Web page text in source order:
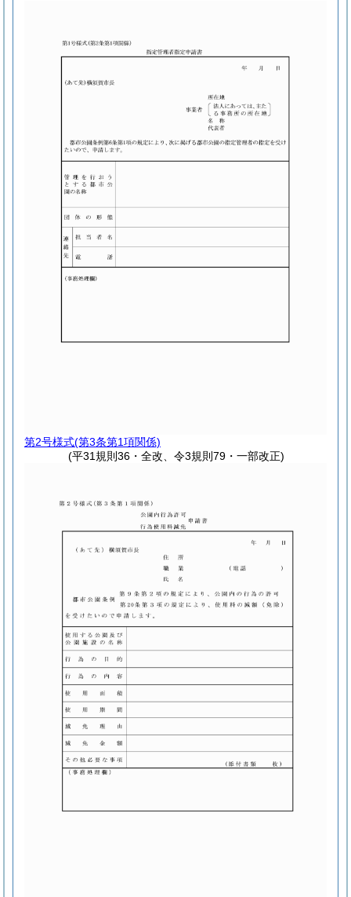
第2号様式(第3条第1項関係)
(平31規則36・全改、令3規則79・一部改正)